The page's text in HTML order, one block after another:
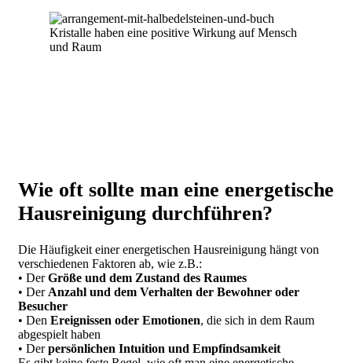
Kristalle haben eine positive Wirkung auf Mensch
und Raum
Wie oft sollte man eine energetische
Hausreinigung durchführen?
Die Häufigkeit einer energetischen Hausreinigung hängt von
verschiedenen Faktoren ab, wie z.B.:
• DerGröße und dem Zustand des Raumes
• Der Anzahl und dem Verhalten der Bewohner oder
Besucher
• Den Ereignissen oder Emotionen, die sich in dem Raum
abgespielt haben
• Derpersönlichen Intuition und Empfindsamkeit